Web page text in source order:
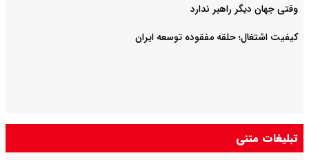
وقتی جهان دیگر راهبر ندارد
کیفیت اشتغال؛ حلقه مفقوده توسعه ایران
تبلیغات متنی